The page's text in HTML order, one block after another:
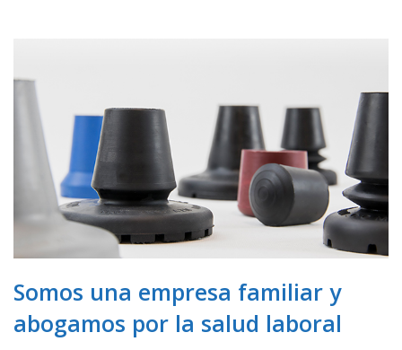
Somos una empresa familiar y
abogamos por la salud laboral